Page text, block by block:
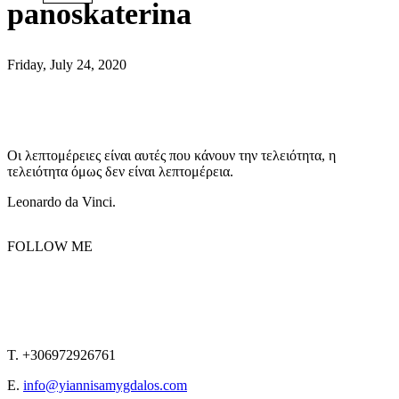
panoskaterina
Friday, July 24, 2020
Οι λεπτομέρειες είναι αυτές που κάνουν την τελειότητα, η
τελειότητα όμως δεν είναι λεπτομέρεια.
Leonardo da Vinci.
FOLLOW ME
T. +306972926761
E. info@yiannisamygdalos.com